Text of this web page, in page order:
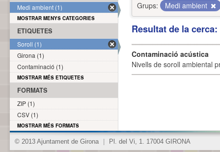
Grups:
Medi ambient
Resultat de la
Contaminació acústica
Nivells de soroll ambiental
Medi ambient (1)
MOSTRAR MENYS CATEGORIES
ETIQUETES
Soroll (1)
Girona (1)
Contaminació (1)
MOSTRAR MÉS ETIQUETES
FORMATS
ZIP (1)
CSV (1)
MOSTRAR MÉS FORMATS
© 2013 Ajuntament de Girona Pl. del Vi, 1. 17004 GIRONA